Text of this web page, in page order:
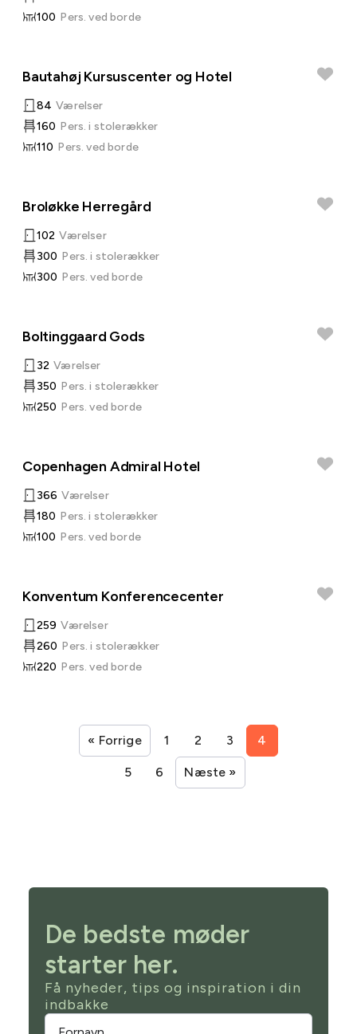
100 Pers. ved borde
Bautahøj Kursuscenter og Hotel
84 Værelser
160 Pers. i stolerækker
110 Pers. ved borde
Broløkke Herregård
102 Værelser
300 Pers. i stolerækker
300 Pers. ved borde
Boltinggaard Gods
32 Værelser
350 Pers. i stolerækker
250 Pers. ved borde
Copenhagen Admiral Hotel
366 Værelser
180 Pers. i stolerækker
100 Pers. ved borde
Konventum Konferencecenter
259 Værelser
260 Pers. i stolerækker
220 Pers. ved borde
« Forrige 1 2 3 4
5 6 Næste »
De bedste møder
starter her.
Få nyheder, tips og inspiration i din
indbakke